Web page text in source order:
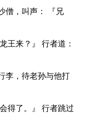
僧，叫声： 『兄
王来？』 行者道：
李，待老孙与他打
得了。』 行者跳过